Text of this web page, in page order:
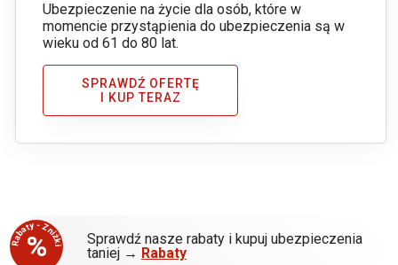
Ubezpieczenie na życie dla osób, które w
momencie przystąpienia do ubezpieczenia są w
wieku od 61 do 80 lat.
SPRAWDŹ OFERTĘ
I KUP TERAZ
%
Rabaty - Zniżki
Sprawdź nasze rabaty i kupuj ubezpieczenia
taniej → Rabaty